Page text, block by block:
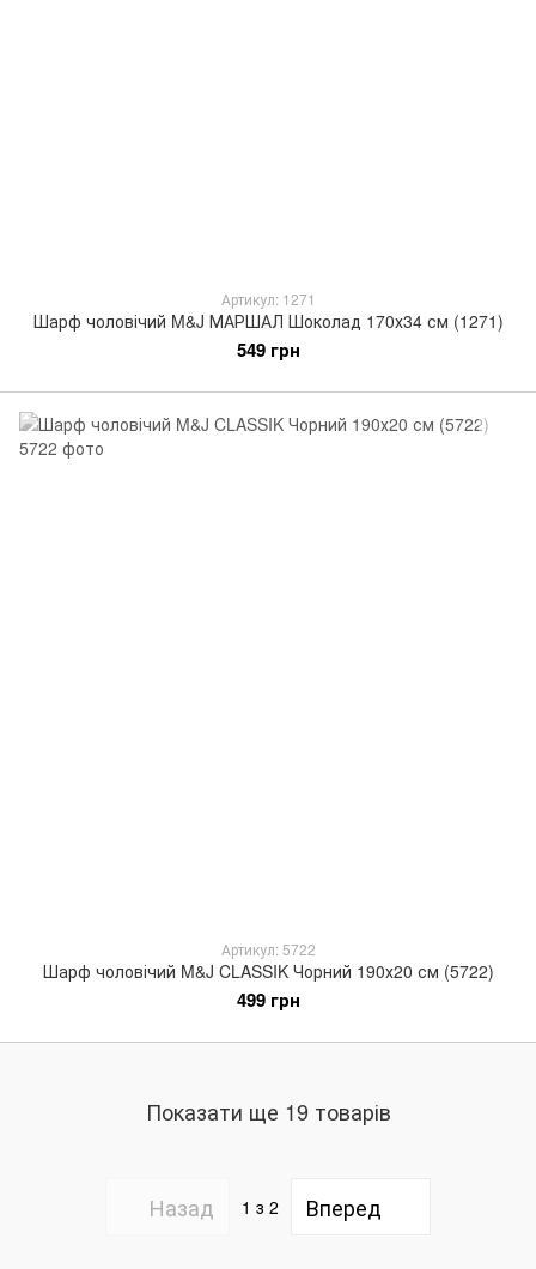
Артикул: 1271
Шарф чоловічий M&J МАРШАЛ Шоколад 170х34 см (1271)
549 грн
Артикул: 5722
Шарф чоловічий M&J CLASSIK Чорний 190х20 см (5722)
499 грн
Показати ще 19 товарів
Назад 1 з 2 Вперед